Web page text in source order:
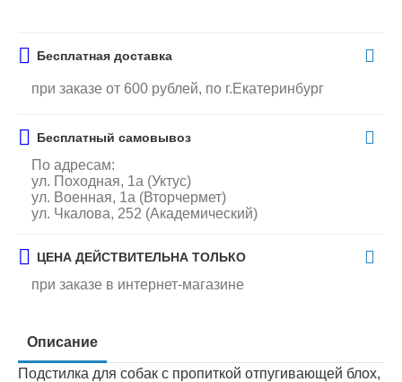
Бесплатная доставка
при заказе от 600 рублей, по г.Екатеринбург
Бесплатный самовывоз
По адресам:
ул. Походная, 1а (Уктус)
ул. Военная, 1а (Вторчермет)
ул. Чкалова, 252 (Академический)
ЦЕНА ДЕЙСТВИТЕЛЬНА ТОЛЬКО
при заказе в интернет-магазине
Описание
Подстилка для собак с пропиткой отпугивающей блох,